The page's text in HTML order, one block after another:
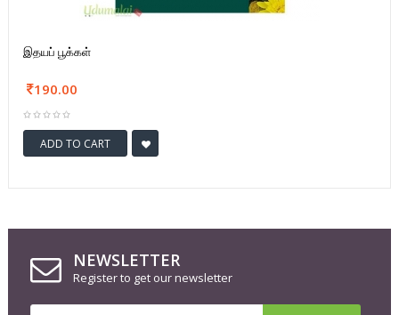
இதயப் பூக்கள்
190.00
ADD TO CART
NEWSLETTER
Register to get our newsletter